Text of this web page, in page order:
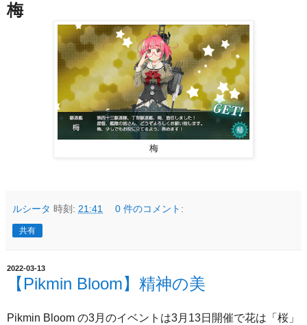
梅
梅
ルシータ 時刻: 21:41 0 件のコメント:
共有
2022-03-13
【Pikmin Bloom】精神の美
Pikmin Bloom の3月のイベントは3月13日開催で花は「桜」